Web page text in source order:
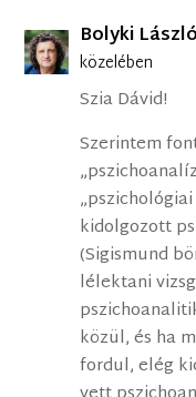
Bolyki László
közelében
Szia Dávid!
Szerintem
kidolgozott
(Sigismund
lélektani
közül, és ha
fordul, elég